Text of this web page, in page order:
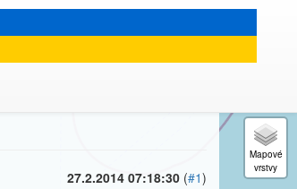
27.2.2014 07:18:30 (#1)